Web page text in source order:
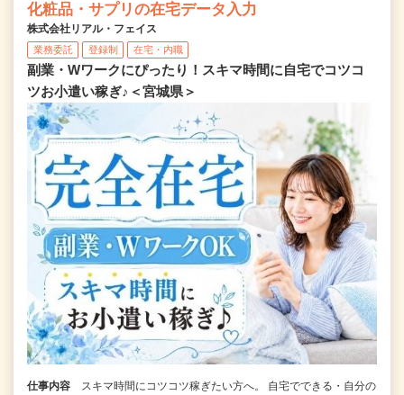
化粧品・サプリの在宅データ入力
株式会社リアル・フェイス
業務委託 登録制 在宅・内職
副業・Wワークにぴったり！スキマ時間に自宅でコツコ
ツお小遣い稼ぎ♪＜宮城県＞
仕事内容
スキマ時間にコツコツ稼ぎたい方へ。 自宅でできる・自分の